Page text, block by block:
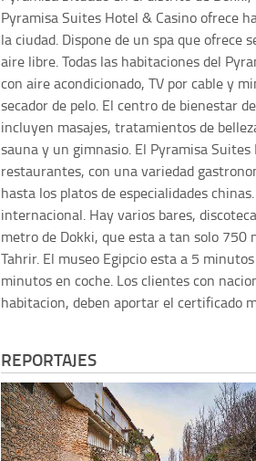
Pyramisa Suites Hotel & Casino ofrece
la ciudad. Dispone de un spa que ofrece
aire libre. Todas las habitaciones del
con aire acondicionado, TV por cable y
secador de pelo. El centro de bienestar
incluyen masajes, tratamientos de
sauna y un gimnasio. El Pyramisa
restaurantes, con una variedad
hasta los platos de especialidades
internacional. Hay varios bares,
metro de Dokki, que esta a tan solo 750
Tahrir. El museo Egipcio esta a 5
minutos en coche. Los clientes con
habitacion, deben aportar el certificado
REPORTAJES